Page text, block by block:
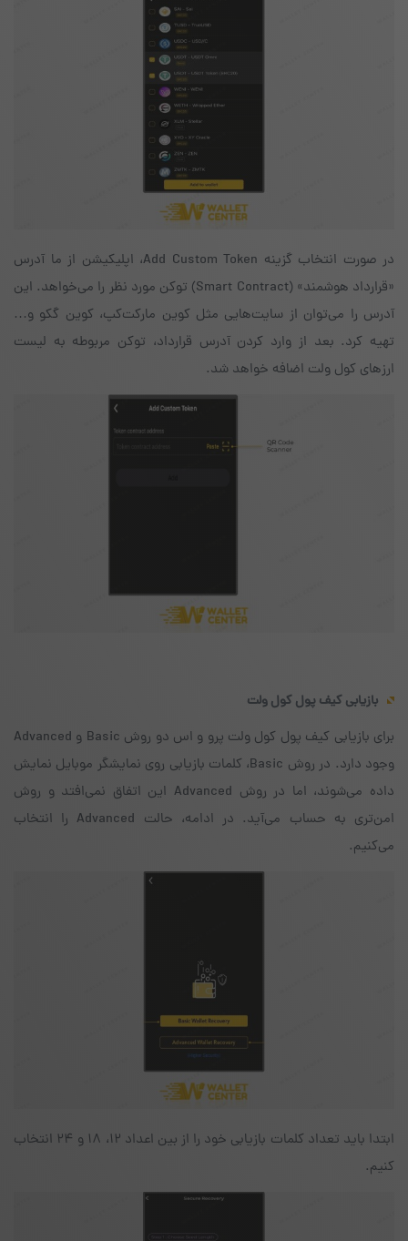
در صورت انتخاب گزینه‌ Add Custom Token، اپلیکیشن از ما آدرس
«قرارداد هوشمند» (Smart Contract) توکن مورد نظر را می‌خواهد. این
آدرس را می‌توان از سایت‌هایی مثل کوین مارکت‌کپ، کوین گکو و…
تهیه کرد. بعد از وارد کردن آدرس قرارداد، توکن مربوطه به لیست
ارزهای کول ولت اضافه خواهد شد.
بازیابی کیف پول کول ولت
برای بازیابی کیف پول کول ولت پرو و اس دو روش Basic و Advanced
وجود دارد. در روش Basic،‌ کلمات بازیابی روی نمایشگر موبایل نمایش
داده می‌شوند، اما در روش Advanced این اتفاق نمی‌افتد و روش
امن‌تری به حساب می‌آید. در ادامه، حالت Advanced را انتخاب
می‌کنیم.
ابتدا باید تعداد کلمات بازیابی خود را از بین اعداد ۱۲، ۱۸ و ۲۴ انتخاب
کنیم.